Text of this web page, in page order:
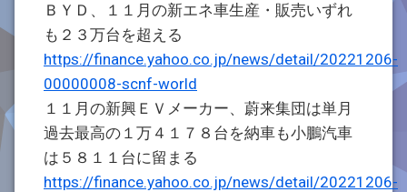
ＢＹＤ、１１月の新エネ車生産・販売いずれ
も２３万台を超える
https://finance.yahoo.co.jp/news/detail/20221206-
00000008-scnf-world
１１月の新興ＥＶメーカー、蔚来集団は単月
過去最高の１万４１７８台を納車も小鵬汽車
は５８１１台に留まる
https://finance.yahoo.co.jp/news/detail/20221206-